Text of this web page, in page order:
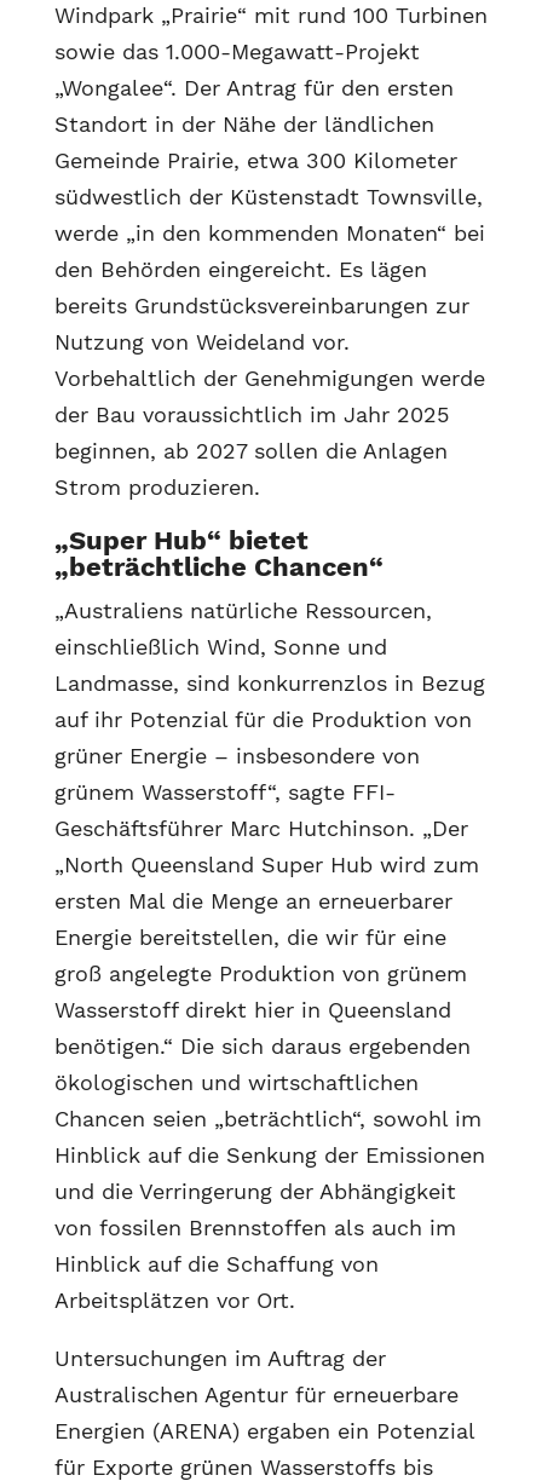
Windpark „Prairie“ mit rund 100 Turbinen
sowie das 1.000-Megawatt-Projekt
„Wongalee“. Der Antrag für den ersten
Standort in der Nähe der ländlichen
Gemeinde Prairie, etwa 300 Kilometer
südwestlich der Küstenstadt Townsville,
werde „in den kommenden Monaten“ bei
den Behörden eingereicht. Es lägen
bereits Grundstücksvereinbarungen zur
Nutzung von Weideland vor.
Vorbehaltlich der Genehmigungen werde
der Bau voraussichtlich im Jahr 2025
beginnen, ab 2027 sollen die Anlagen
Strom produzieren.
„Super Hub“ bietet
„beträchtliche Chancen“
„Australiens natürliche Ressourcen,
einschließlich Wind, Sonne und
Landmasse, sind konkurrenzlos in Bezug
auf ihr Potenzial für die Produktion von
grüner Energie – insbesondere von
grünem Wasserstoff“, sagte FFI-
Geschäftsführer Marc Hutchinson. „Der
„North Queensland Super Hub wird zum
ersten Mal die Menge an erneuerbarer
Energie bereitstellen, die wir für eine
groß angelegte Produktion von grünem
Wasserstoff direkt hier in Queensland
benötigen.“ Die sich daraus ergebenden
ökologischen und wirtschaftlichen
Chancen seien „beträchtlich“, sowohl im
Hinblick auf die Senkung der Emissionen
und die Verringerung der Abhängigkeit
von fossilen Brennstoffen als auch im
Hinblick auf die Schaffung von
Arbeitsplätzen vor Ort.
Untersuchungen im Auftrag der
Australischen Agentur für erneuerbare
Energien (ARENA) ergaben ein Potenzial
für Exporte grünen Wasserstoffs bis